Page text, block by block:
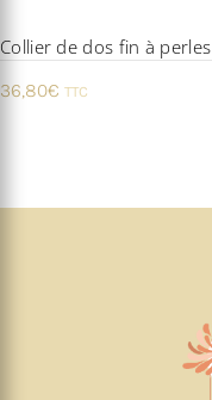
Collier de dos fin à
36,80€ TTC